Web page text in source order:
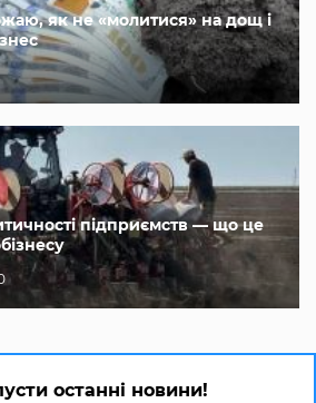
як не «молитися» на дощ і
підприємств — що це
останні новини!